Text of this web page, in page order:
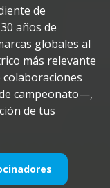
de
años de
globales al
más relevante
campeonato—,
de tus